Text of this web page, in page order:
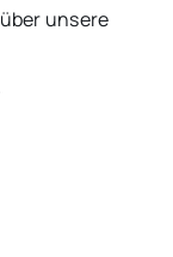
unsere